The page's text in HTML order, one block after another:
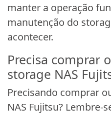
manter a operação
manutenção do
acontecer.
Precisa comprar
storage NAS
Precisando comprar
NAS Fujitsu? Lembre-